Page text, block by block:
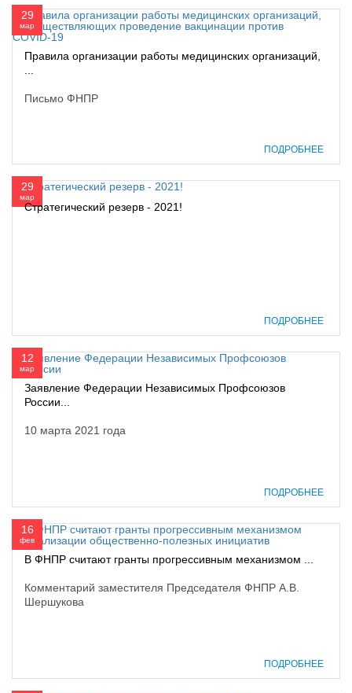
29
мар
Правила организации работы медицинских организаций,
Письмо ФНПР
ПОДРОБНЕЕ
29
мар
Стратегический резерв - 2021!
ПОДРОБНЕЕ
12
мар
Заявление Федерации Независимых Профсоюзов
России...
10 марта 2021 года
ПОДРОБНЕЕ
16
фев
В ФНПР считают гранты прогрессивным механизмом ...
Комментарий заместителя Председателя ФНПР А.В.
Шершукова
ПОДРОБНЕЕ